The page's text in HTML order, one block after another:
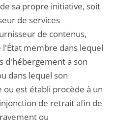
sa propre initiative, soit
de services
de contenus,
membre dans lequel
d'hébergement a son
dans lequel son
est établi procède à un
de retrait afin de
ou